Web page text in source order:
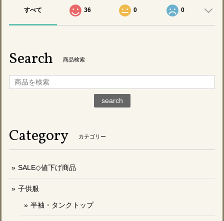
すべて 36 0 0
Search 商品検索
search
Category カテゴリー
SALE◇値下げ商品
子供服
半袖・タンクトップ